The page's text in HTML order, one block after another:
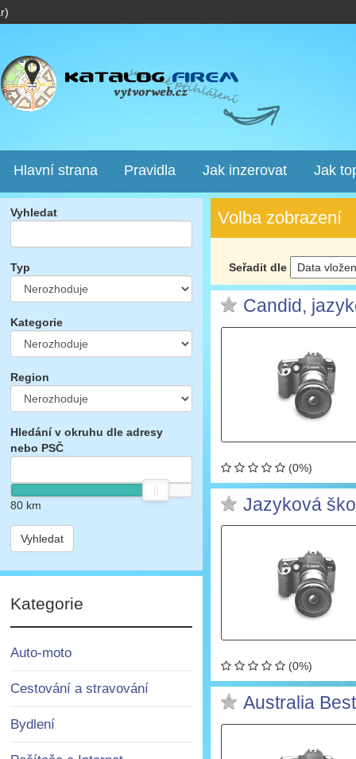
Hlavní strana Pravidla Jak inzerovat Jak
Vyhledat
Typ
Kategorie
Region
Hledání v okruhu dle adresy
nebo PSČ
80km
Vyhledat
Kategorie
Auto-moto
Cestování a stravování
Bydlení
Volba zobrazení
Seřadit dle
Candid,
(0%)
Jazyková
(0%)
Australia